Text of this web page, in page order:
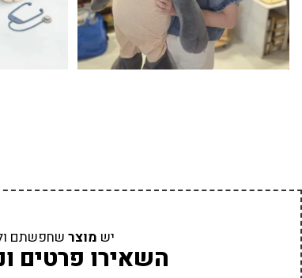
יש מוצר שחפשתם
השאירו פרטים